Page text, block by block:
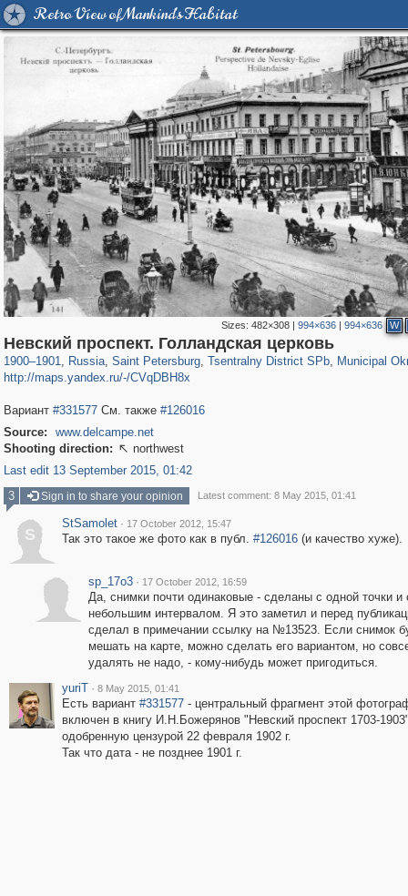
Retro View of Mankind's Habitat
Sizes: 482×308| 994×636| 994×636 W
Невский проспект. Голландская церковь
1900–1901, Russia
1,406,018 29,243
, Saint Petersburg
197,063 5,709
, Tsentralny District SPb
50,221 1,833
, Municipal
8,787 288
http://maps.yandex.ru/-/CVqDBH8x
Вариант #331577См. также #126016
Source:
www.delcampe.net
Shooting direction:  northwest
Last edit 13 September 2015, 01:42
3
Sign in to share your opinion Latest comment: 8 May 2015, 01:41
S
StSamolet · 17 October 2012, 15:47
Так это такое же фото как в публ. #126016(и качество хуже).
sp_17o3 · 17 October 2012, 16:59
Да, снимки почти одинаковые - сделаны с одной точки и
небольшим интервалом. Я это заметил и перед
сделал в примечании ссылку на №13523. Если снимок
мешать на карте, можно сделать его вариантом, но
удалять не надо, - кому-нибудь может пригодиться.
yuriT · 8 May 2015, 01:41
Есть вариант #331577- центральный фрагмент этой
включен в книгу И.Н.Божерянов "Невский проспект 1703-
одобренную цензурой 22 февраля 1902 г.
Так что дата - не позднее 1901 г.